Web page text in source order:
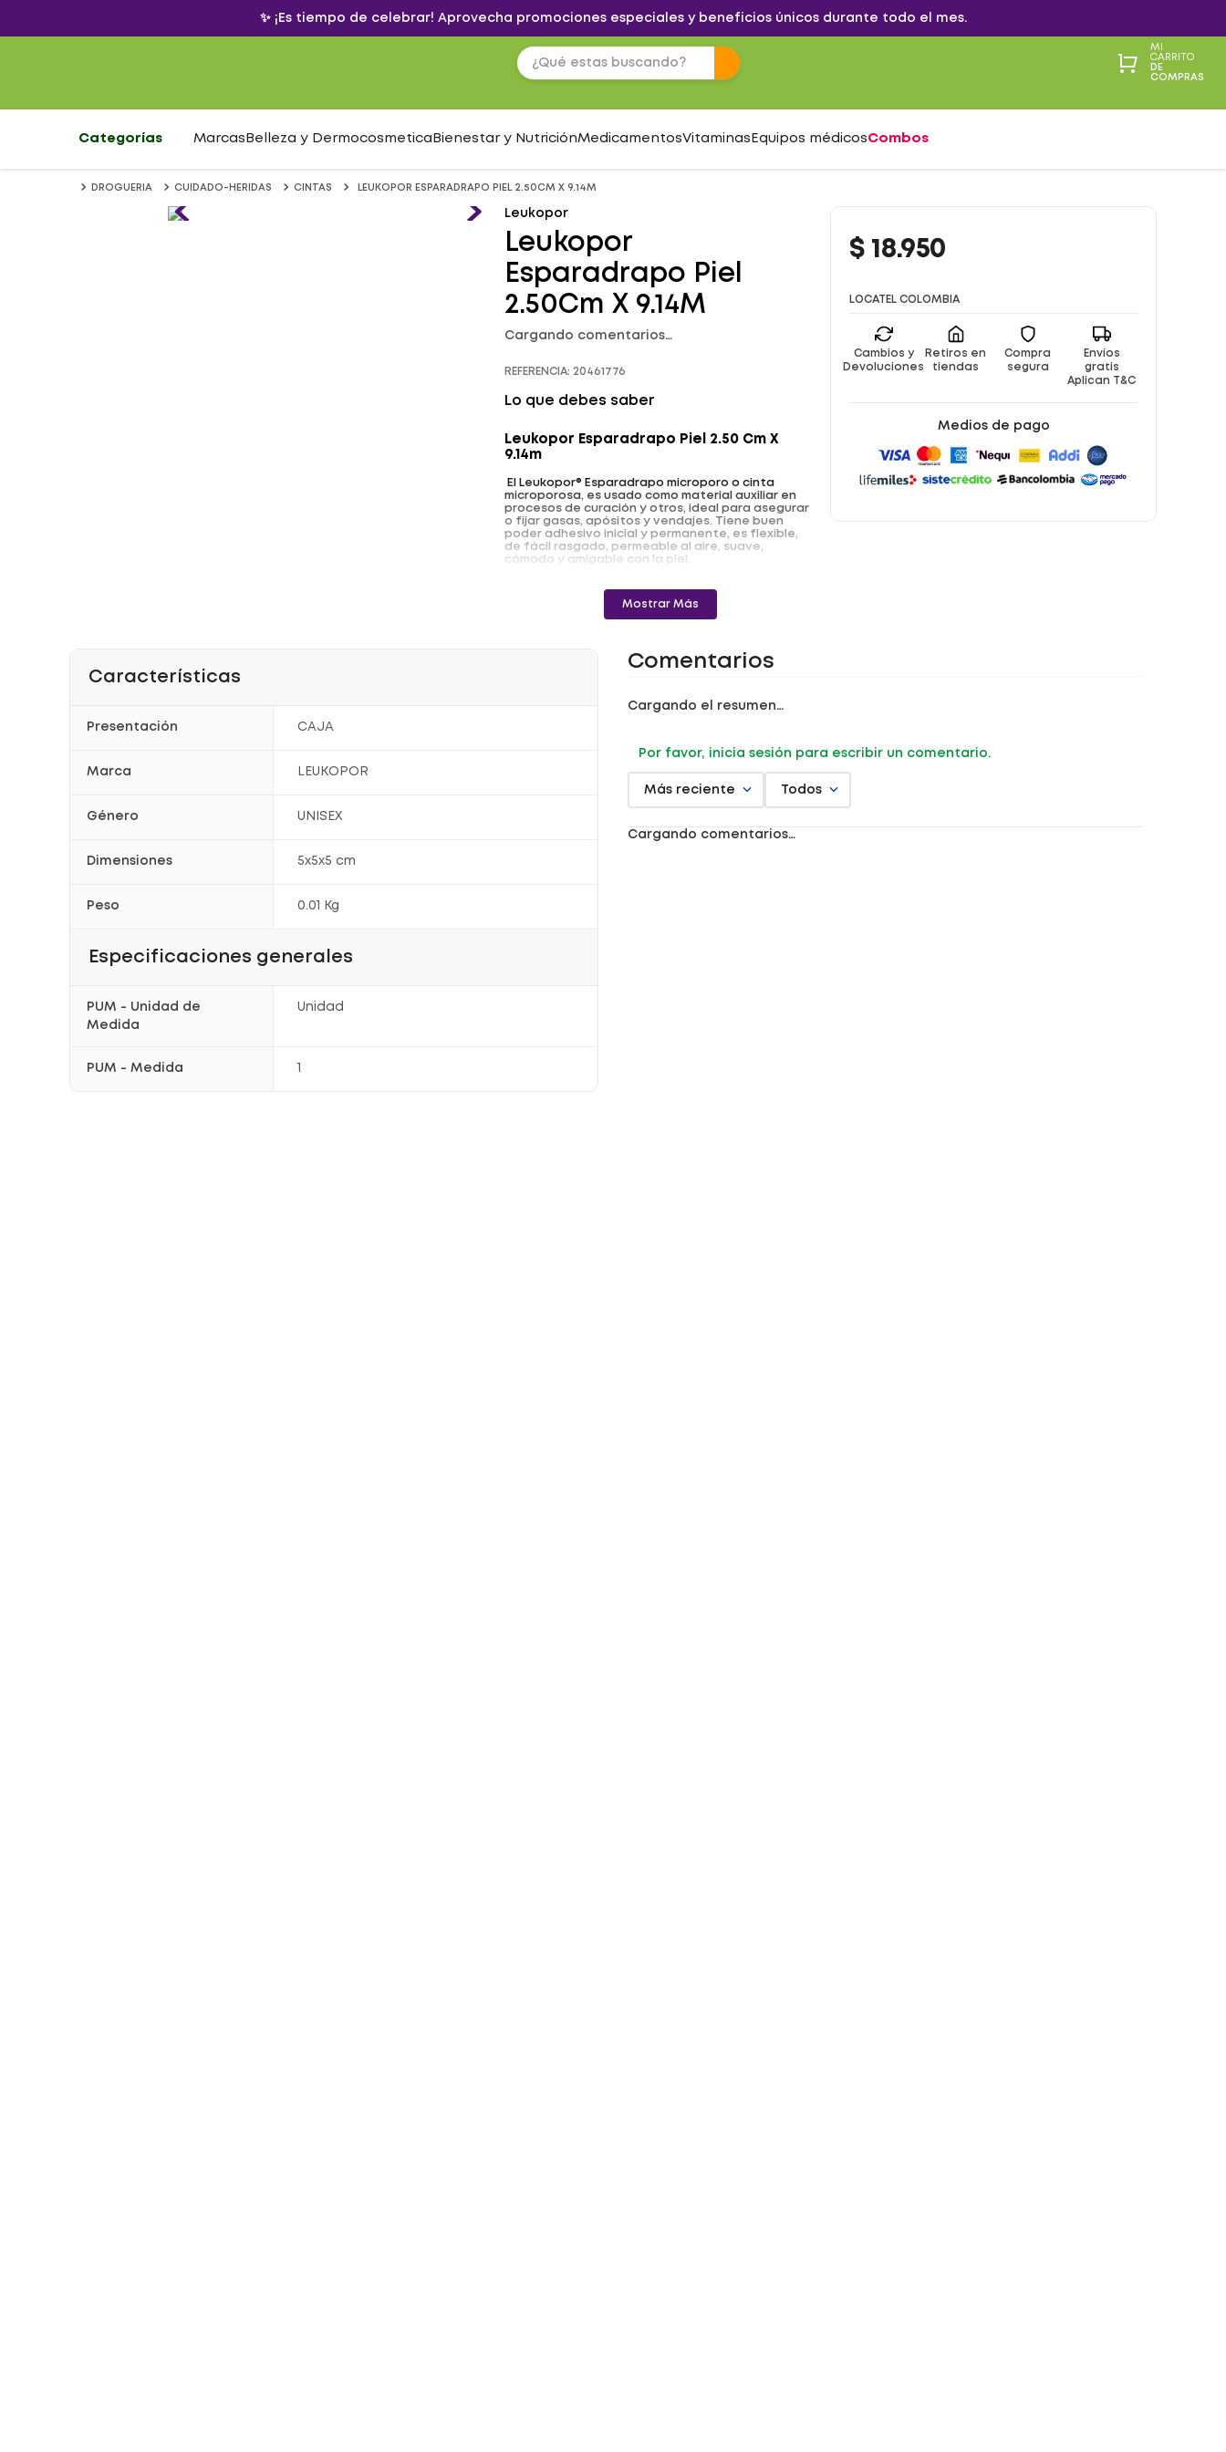
✨ ¡Es tiempo de celebrar! Aprovecha promociones especiales y beneficios únicos durante todo el mes.
MI
CARRITO
DE
COMPRAS
Categorías Marcas Belleza y Dermocosmetica Bienestar y NutriciónMedicamentosVitaminas Equipos médicosCombos
DROGUERIA CUIDADO-HERIDAS CINTAS LEUKOPOR ESPARADRAPO PIEL 2.50CM X 9.14M
Leukopor
Leukopor
Esparadrapo Piel
2.50Cm X 9.14M
Cargando comentarios…
REFERENCIA: 20461776
Lo que debes saber
Leukopor Esparadrapo Piel 2.50 Cm X
9.14m
El Leukopor® Esparadrapo microporo o cinta
microporosa, es usado como material auxiliar en
procesos de curación y otros, ideal para asegurar
o fijar gasas, apósitos y vendajes. Tiene buen
poder adhesivo inicial y permanente, es flexible,
de fácil rasgado, permeable al aire, suave,
cómodo y amigable con la piel.
- Hipoalergénico
Registro Sanitario: 2015DM-0013663.
Mostrar Más
$ 18.950
LOCATEL COLOMBIA
Cambios y
Devoluciones
Retiros en
tiendas
Compra
segura
Envíos
gratis
Aplican T&C
Medios de pago
Características
Presentación CAJA
Marca LEUKOPOR
Género UNISEX
Dimensiones 5x5x5 cm
Peso 0.01 Kg
Especificaciones generales
PUM - Unidad de
Medida
Unidad
PUM - Medida 1
Comentarios
Cargando el resumen…
Por favor, inicia sesión para escribir un comentario.
Más reciente Todos
Cargando comentarios…